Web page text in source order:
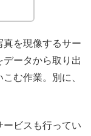
を現像するサー
ータから取り出
む作業。別に、
ービスも行ってい